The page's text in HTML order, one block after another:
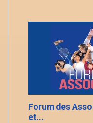
Forum des
et...